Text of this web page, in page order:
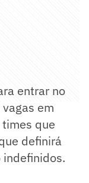
entrar no
em
que
definirá